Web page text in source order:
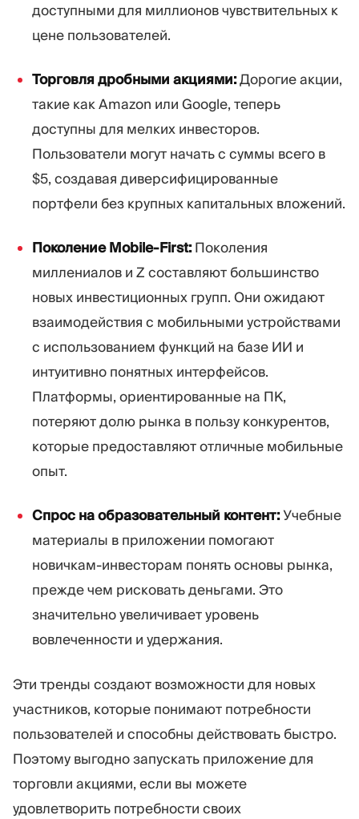
доступными для миллионов чувствительных к
цене пользователей.
Торговля дробными акциями:Дорогие акции,
такие как Amazon или Google, теперь
доступны для мелких инвесторов.
Пользователи могут начать с суммы всего в
$5, создавая диверсифицированные
портфели без крупных капитальных вложений.
Поколение Mobile-First:Поколения
миллениалов и Z составляют большинство
новых инвестиционных групп. Они ожидают
взаимодействия с мобильными устройствами
с использованием функций на базе ИИ и
интуитивно понятных интерфейсов.
Платформы, ориентированные на ПК,
потеряют долю рынка в пользу конкурентов,
которые предоставляют отличные мобильные
опыт.
Спрос на образовательный контент:Учебные
материалы в приложении помогают
новичкам-инвесторам понять основы рынка,
прежде чем рисковать деньгами. Это
значительно увеличивает уровень
вовлеченности и удержания.
Эти тренды создают возможности для новых
участников, которые понимают потребности
пользователей и способны действовать быстро.
Поэтому выгодно запускать приложение для
торговли акциями, если вы можете
удовлетворить потребности своих